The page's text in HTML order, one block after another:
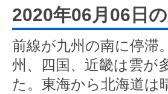
2020年06月06日
前線が九州の南に停滞
州、四国、近畿は雲が
た。東海から北海道は